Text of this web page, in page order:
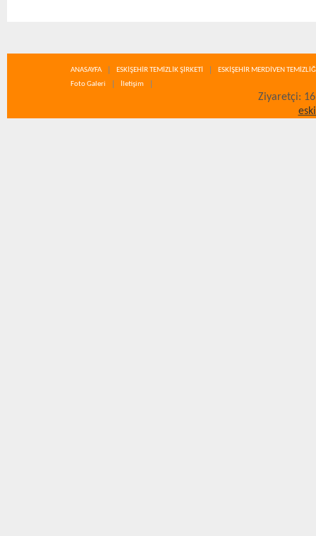
ANASAYFA ESKİŞEHİR TEMİZLİK ŞİRKETİ
ESKİŞEHİR MERDİVEN
Foto Galeri
İletişim
Ziyaretçi: